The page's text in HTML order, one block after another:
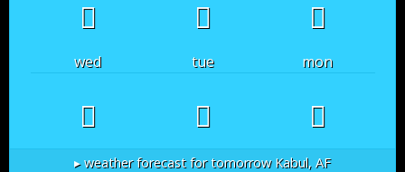
mon
tue
wed
Kabul, AF
weather forecast for tomorrow ▸